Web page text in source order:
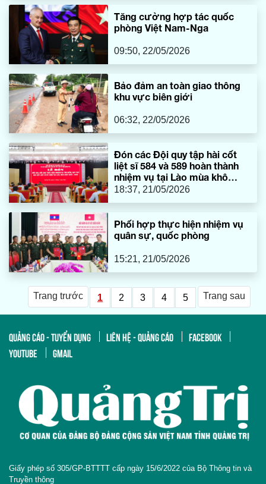
Tăng cường hợp tác quốc
phòng Việt Nam-Nga
09:50, 22/05/2026
Bảo đảm an toàn giao thông
khu vực biên giới
06:32, 22/05/2026
Đón các Đội quy tập hài cốt
liệt sĩ 584 và 589 hoàn thành
nhiệm vụ tại Lào mùa khô
2025-2026
18:37, 21/05/2026
Phối hợp thực hiện nhiệm vụ
quân sự, quốc phòng
15:21, 21/05/2026
Trang trước 1 2 3 4 5 Trang sau
QUẢNG CÁO - TUYỂN DỤNG LIÊN HỆ - QUẢNG CÁO
FACEBOOK
YOUTUBE
GMAIL
Giấy phép số 305/GP-BTTTT cấp ngày 15/6/2022 của Bộ Thông tin và
Truyền thông